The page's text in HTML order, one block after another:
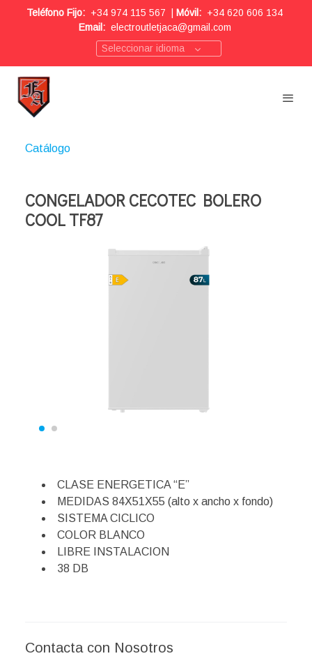
Teléfono Fijo: +34 974 115 567 Móvil: +34 620 606 134
Email: electroutletjaca@gmail.com
Seleccionar idioma
Catálogo
CONGELADOR CECOTEC BOLERO
COOL TF87
CLASE ENERGETICA “E”
MEDIDAS 84X51X55 (alto x ancho x fondo)
SISTEMA CICLICO
COLOR BLANCO
LIBRE INSTALACION
38 DB
Contacta con Nosotros